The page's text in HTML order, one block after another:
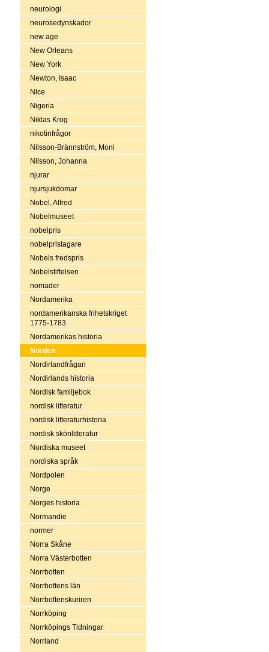
neurologi
neurosedynskador
new age
New Orleans
New York
Newton, Isaac
Nice
Nigeria
Niklas Krog
nikotinfrågor
Nilsson-Brännström, Moni
Nilsson, Johanna
njurar
njursjukdomar
Nobel, Alfred
Nobelmuseet
nobelpris
nobelpristagare
Nobels fredspris
Nobelstiftelsen
nomader
Nordamerika
nordamerikanska frihetskriget
1775-1783
Nordamerikas historia
Norden
Nordirlandfrågan
Nordirlands historia
Nordisk familjebok
nordisk litteratur
nordisk litteraturhistoria
nordisk skönlitteratur
Nordiska museet
nordiska språk
Nordpolen
Norge
Norges historia
Normandie
normer
Norra Skåne
Norra Västerbotten
Norrbotten
Norrbottens län
Norrbottenskuriren
Norrköping
Norrköpings Tidningar
Norrland